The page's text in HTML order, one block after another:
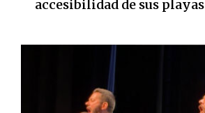
accesibilidad de sus playas